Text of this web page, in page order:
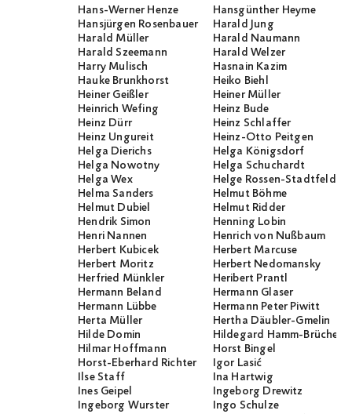
Hans-Werner Henze
Hansgünther Heyme
Hansjürgen Rosenbauer
Harald Jung
Harald Müller
Harald Naumann
Harald Szeemann
Harald Welzer
Harry Mulisch
Hasnain Kazim
Hauke Brunkhorst
Heiko Biehl
Heiner Geißler
Heiner Müller
Heinrich Wefing
Heinz Bude
Heinz Dürr
Heinz Schlaffer
Heinz Ungureit
Heinz-Otto Peitgen
Helga Dierichs
Helga Königsdorf
Helga Nowotny
Helga Schuchardt
Helga Wex
Helge Rossen-Stadtfeld
Helma Sanders
Helmut Böhme
Helmut Dubiel
Helmut Ridder
Hendrik Simon
Henning Lobin
Henri Nannen
Henrich von Nußbaum
Herbert Kubicek
Herbert Marcuse
Herbert Moritz
Herbert Nedomansky
Herfried Münkler
Heribert Prantl
Hermann Beland
Hermann Glaser
Hermann Lübbe
Hermann Peter Piwitt
Herta Müller
Hertha Däubler-Gmelin
Hilde Domin
Hildegard Hamm-Brücher
Hilmar Hoffmann
Horst Bingel
Horst-Eberhard Richter
Igor Lasić
Ilse Staff
Ina Hartwig
Ines Geipel
Ingeborg Drewitz
Ingeborg Wurster
Ingo Schulze